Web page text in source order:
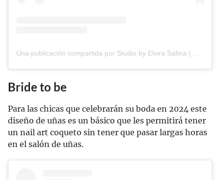
Bride to be
Para las chicas que celebrarán su boda en 2024 este
diseño de uñas es un básico que les permitirá tener
un nail art coqueto sin tener que pasar largas horas
en el salón de uñas.